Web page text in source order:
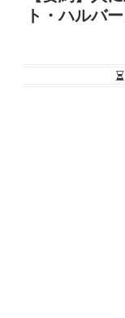
ト・ハルバ